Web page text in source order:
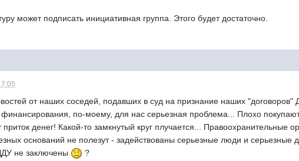
может подписать инициативная группа. Этого будет достаточно.
от наших соседей, подавших в суд на признание наших "договоров"
по-моему, для нас серьезная проблема... Плохо
денег! Какой-то замкнутый круг плучается... Правоохранительные
оснований не полезут - задействованы серьезные люди и серьезные
не заключены
?